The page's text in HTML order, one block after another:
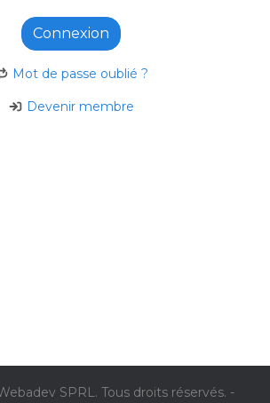
Connexion
Mot de passe oublié ?
Devenir membre
SPRL. Tous droits réservés. -